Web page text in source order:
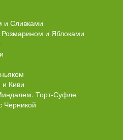
и Сливками
и Яблоками
и Киви
Торт-Суфле
Черникой